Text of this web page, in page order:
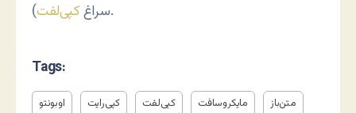
سراغکپی‌لفت ).
Tags:
اوبونتو کپی‌رایت کپی‌لفت مایکروسافت متن‌باز